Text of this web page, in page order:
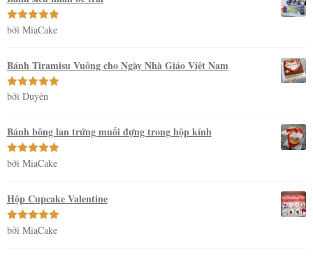
Được xếp
bởi MiaCake
Bánh Tiramisu Vuông cho Ngày Nhà Giáo Việt Nam
Được xếp
bởi Duyên
Bánh bông lan trứng muối đựng trong hộp kính
Được xếp
bởi MiaCake
Hộp Cupcake Valentine
Được xếp
bởi MiaCake